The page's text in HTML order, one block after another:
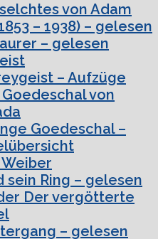
von Adam
– 1938) – gelesen
– gelesen
– Aufzüge
von
Goedeschal –
sein Ring – gelesen
Der vergötterte
– gelesen